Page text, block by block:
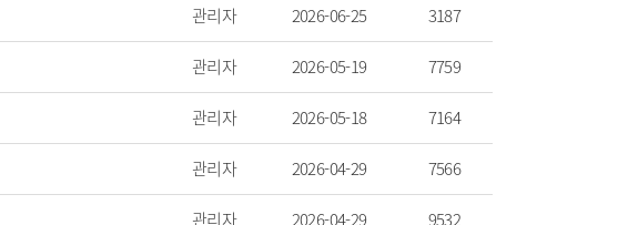
관리자 2026-06-25 3187
관리자 2026-05-19 7759
관리자 2026-05-18 7164
관리자 2026-04-29 7566
관리자 2026-04-29 9532